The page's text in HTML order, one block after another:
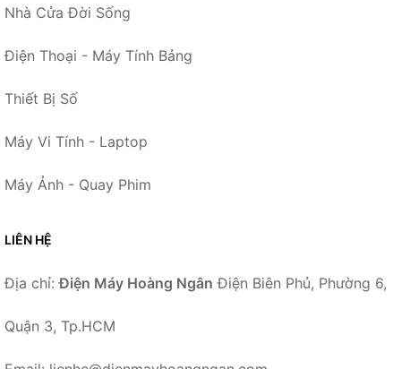
Nhà Cửa Đời Sống
Điện Thoại - Máy Tính Bảng
Thiết Bị Số
Máy Vi Tính - Laptop
Máy Ảnh - Quay Phim
LIÊN HỆ
Địa chỉ:Điện Máy Hoàng Ngân Điện Biên Phủ, Phường 6,
Quận 3, Tp.HCM